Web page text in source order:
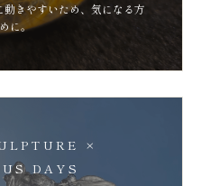
きやすいため、気になる方
に。
×
DAYS